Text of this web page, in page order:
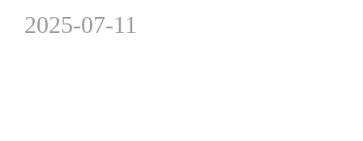
2025-07-11